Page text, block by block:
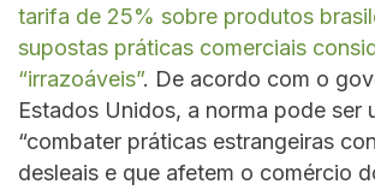
tarifa de 25% sobre produtos
supostas práticas comerciais
“irrazoáveis”. De acordo com o
Estados Unidos, a norma pode ser
“combater práticas estrangeiras
desleais e que afetem o comércio